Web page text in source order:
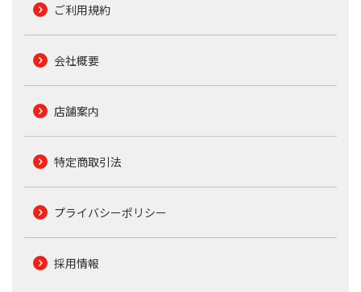
ご利用規約
会社概要
店舗案内
特定商取引法
プライバシーポリシー
採用情報